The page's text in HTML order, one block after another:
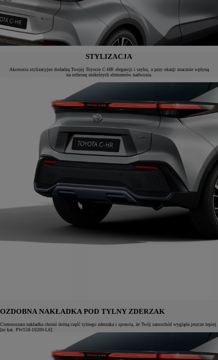
STYLIZACJA
Akcesoria stylizacyjne dodadzą Twojej Toyocie C-HR elegancji i szyku, a przy okazji znacznie wpłyną
na ochronę niektórych elementów nadwozia.
OZDOBNA NAKŁADKA POD TYLNY ZDERZAK
Ciemnoszara nakładka chroni dolną część tylnego zderzaka i sprawia, że Twój samochód wygląda jeszcze lepiej.
[nr kat. PW158-10200-L6]